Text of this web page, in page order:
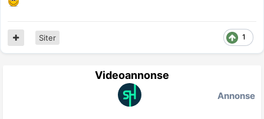
1
Siter
Videoannonse
Annonse